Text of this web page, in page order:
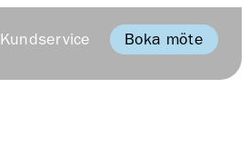
Kundservice Boka möte